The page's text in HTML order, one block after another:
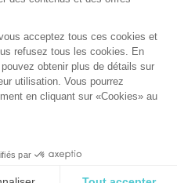
d'utilisation
données
légales